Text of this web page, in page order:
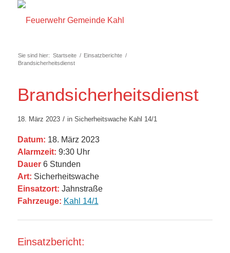
Sie sind hier: Startseite / Einsatzberichte /
Brandsicherheitsdienst
Brandsicherheitsdienst
18. März 2023 / in Sicherheitswache Kahl 14/1
Datum: 18. März 2023
Alarmzeit: 9:30 Uhr
Dauer6 Stunden
Art: Sicherheitswache
Einsatzort: Jahnstraße
Fahrzeuge: Kahl 14/1
Einsatzbericht: